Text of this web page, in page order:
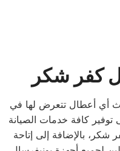
كفر شكر
أي أعطال تتعرض لها في
توفير كافة خدمات الصيانة
شكر، بالإضافة إلى إتاحة